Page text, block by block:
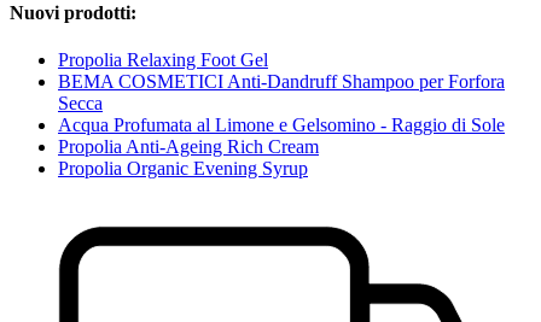
Nuovi prodotti:
Propolia Relaxing Foot Gel
BEMA COSMETICI Anti-Dandruff Shampoo per Forfora
Secca
Acqua Profumata al Limone e Gelsomino - Raggio di Sole
Propolia Anti-Ageing Rich Cream
Propolia Organic Evening Syrup